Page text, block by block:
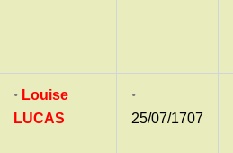
• Louise
LUCAS
•
25/07/1707